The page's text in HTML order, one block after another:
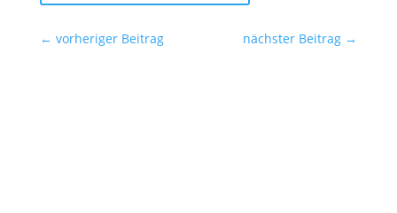
← vorheriger Beitrag nächster Beitrag →